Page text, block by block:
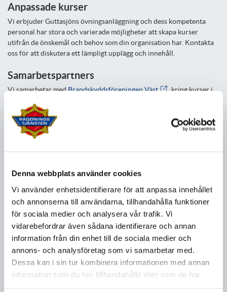
Denna webbplats använder cookies
Vi använder enhetsidentifierare för att anpassa innehållet
och annonserna till användarna, tillhandahålla funktioner
för sociala medier och analysera vår trafik. Vi
vidarebefordrar även sådana identifierare och annan
information från din enhet till de sociala medier och
annons- och analysföretag som vi samarbetar med.
Dessa kan i sin tur kombinera informationen med annan
information som du har tillhandahållit eller som de har
Anpassade kurser
Vi erbjuder Guttasjöns övningsanläggning och dess kompetenta
personal har stora och varierade möjligheter att skapa kurser
utifrån de önskemål och behov som din organisation har. Kontakta
oss för att diskutera ett lämpligt upplägg och innehåll.
Samarbetspartners
Vi samarbetar medBrandskyddsföreningen Väst
kring kurser i
automatiska brandlarm.
Aktuella kurser
GÖSAB en kurs för dig som vill sota på din egen fastighet. Kursen
anläggning. Kursen är teoretisk. Praktiska moment ingår ej.
Planerade kurser 2026på Räddningstjänstens övningsanläggning
Guttasjön.
2026-04-09 kl. 18:00 - 21:00
2026-10-22 kl. 18:00 - 21:00